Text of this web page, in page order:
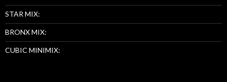
STAR MIX:
BRONX MIX:
CUBIC MINIMIX: